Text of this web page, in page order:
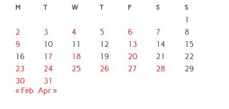
M T W T F S S
1
2
3 4 5 6 7
8
9
10 11 12 13 14
15
16
17 18 19 20 21
22
23
24 25 26 27 28
29
30
31
« Feb Apr »